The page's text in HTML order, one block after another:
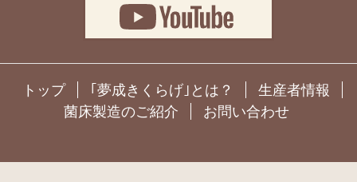
トップ ｢夢成きくらげ｣とは？
生産者情報
菌床製造のご紹介
お問い合わせ